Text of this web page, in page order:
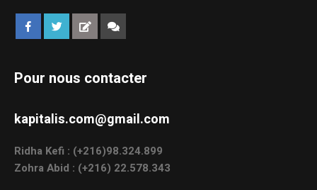
Pour nous contacter
kapitalis.com@gmail.com
Ridha Kefi : (+216)98.324.899
Zohra Abid : (+216) 22.578.343